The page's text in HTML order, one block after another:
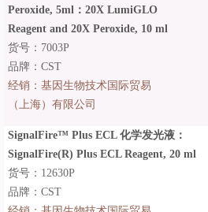
Peroxide, 5ml：20X LumiGLO
Reagent and 20X Peroxide, 10 ml
货号：7003P
品牌：CST
经销： 基因生物技术国际贸易
（上海）有限公司
SignalFire™ Plus ECL 化学发光液：
SignalFire(R) Plus ECL Reagent, 20 ml
货号：12630P
品牌：CST